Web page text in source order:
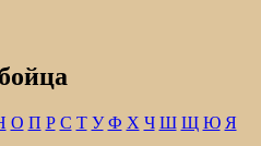
О П Р С Т У Ф Х Ч Ш Щ Ю Я